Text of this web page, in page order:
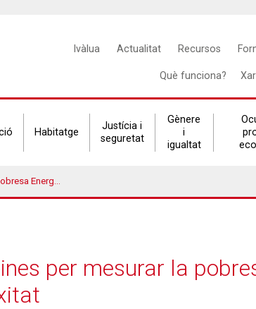
Main
navigation
Ivàlua Actualitat Recursos
Què funciona?
Habitatge
Justícia i
seguretat
Gènere
i
igualtat
Seva Complexitat
per mesurar la